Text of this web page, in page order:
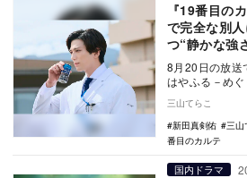
『19番目の
で完全な別
つ“静かな強
8月20日の放送
はやふる－め
真剣佑。本…
三山てらこ
新田真剣佑
三山
番目のカルテ
国内ドラマ